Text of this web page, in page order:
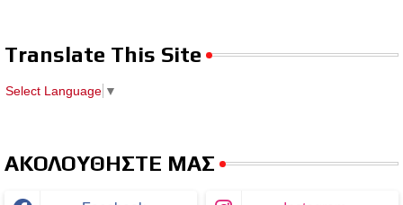
Translate This Site
Select Language ▼
ΑΚΟΛΟΥΘΗΣΤΕ ΜΑΣ